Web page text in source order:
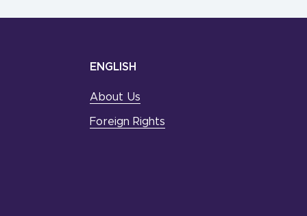
ENGLISH
About Us
Foreign Rights